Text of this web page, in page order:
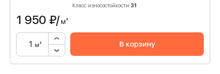
Класс износостойкости:31
1 950 ₽/м²
м² В корзину